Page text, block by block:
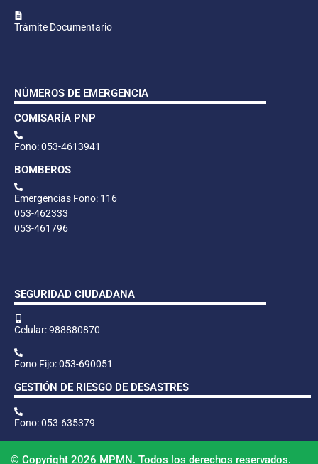
Trámite Documentario
NÚMEROS DE EMERGENCIA
COMISARÍA PNP
Fono: 053-4613941
BOMBEROS
Emergencias Fono: 116
053-462333
053-461796
SEGURIDAD CIUDADANA
Celular: 988880870
Fono Fijo: 053-690051
GESTIÓN DE RIESGO DE DESASTRES
Fono: 053-635379
© Copyright 2026 MPMN. Todos los derechos reservados.